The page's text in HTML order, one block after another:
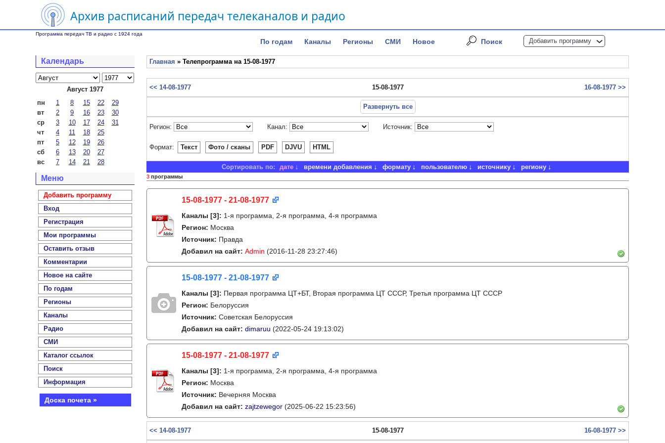
Архив расписаний передач телеканалов и радио
Программа передач ТВ и радио с 1924 года
По годам Каналы Регионы СМИ Новое Поиск Добавить программу
Календарь
Август 1977
пн
1 8 15 22
29
вт
2 9 16 23
30
ср
3 10 17 24
31
чт
4 11 18
25
пт
5 12 19
26
сб
6 13 20
27
вс
7 14 21 28
Меню
Добавить программу
Вход
Регистрация
Мои программы
Оставить отзыв
Комментарии
Новое на сайте
По годам
Регионы
Каналы
Радио
СМИ
Каталог ссылок
Поиск
Информация
Доска почета »
Главная » Телепрограмма на 15-08-1977
<< 14-08-1977 15-08-1977 16-08-1977 >>
Развернуть все
Регион: Канал: Источник:
Формат: Текст Фото / сканы PDF DJVU HTML
Сортировать по: дате времени добавления формату пользователю источнику региону
3 программы
15-08-1977 - 21-08-1977
Каналы [3]: 1-я программа, 2-я программа, 4-я программа
Регион: Москва
Источник: Правда
Добавил на сайт: Admin (2016-11-28 23:27:46)
15-08-1977 - 21-08-1977
Каналы [3]: Первая программа ЦТ+БТ, Вторая программа ЦТ ССCР, Третья программа ЦТ ССCР
Регион: Белоруссия
Источник: Советская Белоруссия
Добавил на сайт: dimaruu (2022-05-24 19:13:02)
15-08-1977 - 21-08-1977
Каналы [3]: 1-я программа, 2-я программа, 4-я программа
Регион: Москва
Источник: Вечерняя Москва
Добавил на сайт: zajtzewegor (2025-06-22 15:23:56)
<< 14-08-1977 15-08-1977 16-08-1977 >>